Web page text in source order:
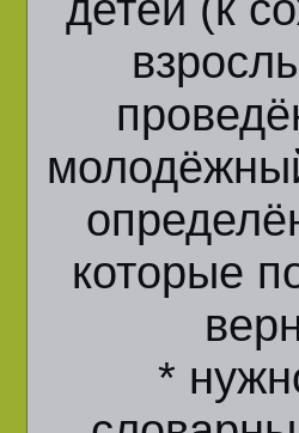
которые
*